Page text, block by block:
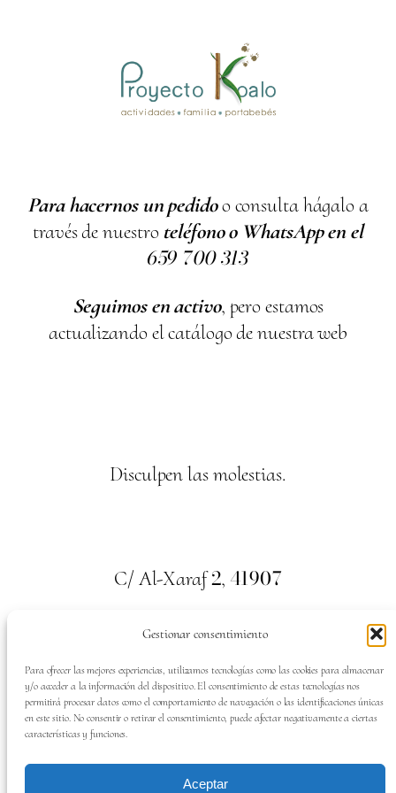
Gestionar consentimiento
Para ofrecer las mejores experiencias, utilizamos tecnologías como las cookies para almacenar
y/o acceder a la información del dispositivo. El consentimiento de estas tecnologías nos
permitirá procesar datos como el comportamiento de navegación o las identificaciones únicas
en este sitio. No consentir o retirar el consentimiento, puede afectar negativamente a ciertas
características y funciones.
Aceptar
Para hacernos un pedidoo consulta hágalo a
través de nuestro teléfono o WhatsApp en el
659 700313
Seguimos en activo, pero estamos
actualizando el catálogo de nuestra web
Disculpen las molestias.
C/ Al-Xaraf2, 41907
Valencina de la Concepción. Sevilla
Tel:659700313
SÍGUENOS EN: